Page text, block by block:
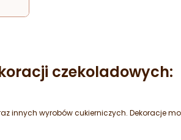
czekoladowych:
innych wyrobów cukierniczych. Dekoracje